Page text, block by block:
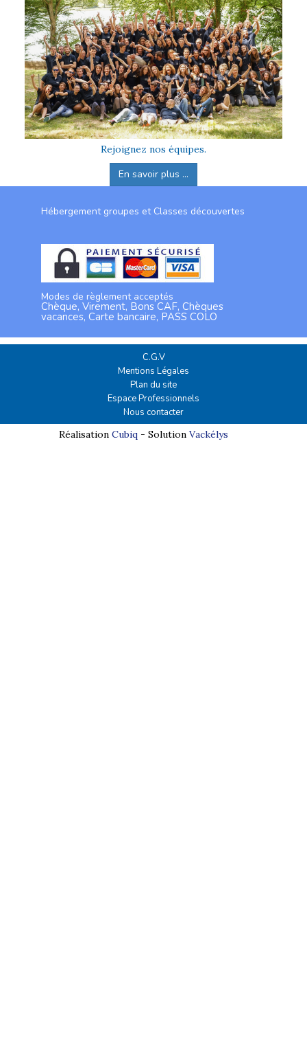
Rejoignez nos équipes.
En savoir plus ...
Hébergement groupes et Classes découvertes
Modes de règlement acceptés
Chèque, Virement, Bons CAF, Chèques
vacances, Carte bancaire, PASS COLO
C.G.V
Mentions Légales
Plan du site
Espace Professionnels
Nous contacter
Réalisation Cubiq- Solution Vackélys